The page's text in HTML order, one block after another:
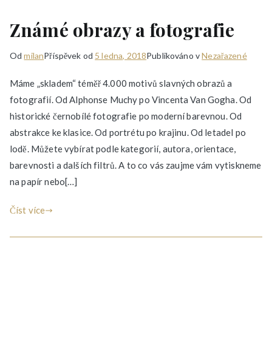
Známé obrazy a fotografie
OdmilanPříspěvek od 5 ledna, 2018Publikováno vNezařazené
Máme „skladem“ téměř 4.000 motivů slavných obrazů a
fotografií. Od Alphonse Muchy po Vincenta Van Gogha. Od
historické černobílé fotografie po moderní barevnou. Od
abstrakce ke klasice. Od portrétu po krajinu. Od letadel po
lodě. Můžete vybírat podle kategorií, autora, orientace,
barevnosti a dalších filtrů. A to co vás zaujme vám vytiskneme
na papír nebo[…]
Číst více